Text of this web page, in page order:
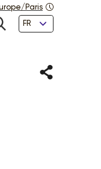
Langues
Paris
Partager